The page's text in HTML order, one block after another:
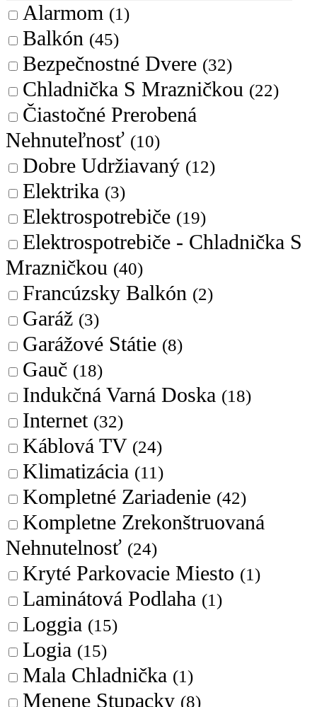
Alarmom (1)
Balkón (45)
Bezpečnostné Dvere (32)
Chladnička S Mrazničkou (22)
Čiastočné Prerobená
Nehnuteľnosť (10)
Dobre Udržiavaný (12)
Elektrika (3)
Elektrospotrebiče (19)
Elektrospotrebiče - Chladnička S
Mrazničkou (40)
Francúzsky Balkón (2)
Garáž (3)
Garážové Státie (8)
Gauč (18)
Indukčná Varná Doska (18)
Internet (32)
Káblová TV (24)
Klimatizácia (11)
Kompletné Zariadenie (42)
Kompletne Zrekonštruovaná
Nehnutelnosť (24)
Kryté Parkovacie Miesto (1)
Laminátová Podlaha (1)
Loggia (15)
Logia (15)
Mala Chladnička (1)
Menene Stupacky (8)